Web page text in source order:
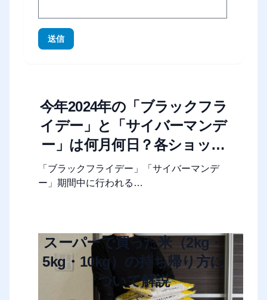
送信
今年2024年の「ブラックフラ
イデー」と「サイバーマンデ
ー」は何月何日？各ショップ
やモールのセール期間まとめ
「ブラックフライデー」「サイバーマンデ
ー」期間中に行われる…
スーパーで買った米（2kg・
5kg・10kg）の持ち帰り方に
ついて解説